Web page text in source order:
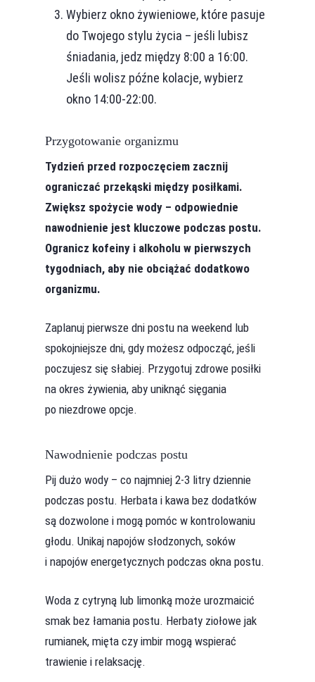
Wybierz okno żywieniowe, które pasuje
do Twojego stylu życia – jeśli lubisz
śniadania, jedz między 8:00 a 16:00.
Jeśli wolisz późne kolacje, wybierz
okno 14:00-22:00.
Przygotowanie organizmu
Tydzień przed rozpoczęciem zacznij
ograniczać przekąski między posiłkami.
Zwiększ spożycie wody – odpowiednie
nawodnienie jest kluczowe podczas postu.
Ogranicz kofeiny i alkoholu w pierwszych
tygodniach, aby nie obciążać dodatkowo
organizmu.
Zaplanuj pierwsze dni postu na weekend lub
spokojniejsze dni, gdy możesz odpocząć, jeśli
poczujesz się słabiej. Przygotuj zdrowe posiłki
na okres żywienia, aby uniknąć sięgania
po niezdrowe opcje.
Nawodnienie podczas postu
Pij dużo wody – co najmniej 2-3 litry dziennie
podczas postu. Herbata i kawa bez dodatków
są dozwolone i mogą pomóc w kontrolowaniu
głodu. Unikaj napojów słodzonych, soków
i napojów energetycznych podczas okna postu.
Woda z cytryną lub limonką może urozmaicić
smak bez łamania postu. Herbaty ziołowe jak
rumianek, mięta czy imbir mogą wspierać
trawienie i relaksację.